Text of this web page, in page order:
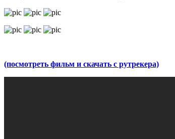
(посмотреть фильм и скачать с рутрекера)